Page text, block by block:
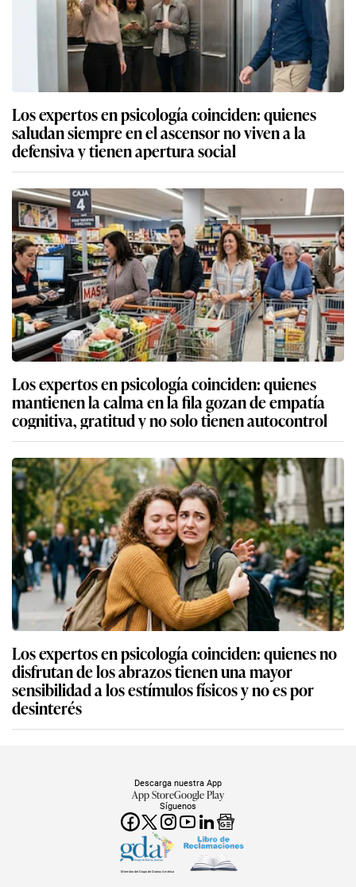
Los expertos en psicología coinciden: quienes
saludan siempre en el ascensor no viven a la
defensiva y tienen apertura social
Los expertos en psicología coinciden: quienes
mantienen la calma en la fila gozan de empatía
cognitiva, gratitud y no solo tienen autocontrol
Los expertos en psicología coinciden: quienes no
disfrutan de los abrazos tienen una mayor
sensibilidad a los estímulos físicos y no es por
desinterés
Síguenos
Descarga nuestra App
App StoreGoogle Play
Miembro del Grupo de Diarios América